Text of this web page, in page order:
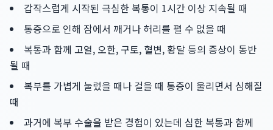
갑작스럽게 시작된 극심한 복통이 1시간 이상 지속될 때
통증으로 인해 잠에서 깨거나 허리를 펼 수 없을 때
복통과 함께 고열, 오한, 구토, 혈변, 황달 등의 증상이 동반
될 때
복부를 가볍게 눌렀을 때나 걸을 때 통증이 울리면서 심해질
때
과거에 복부 수술을 받은 경험이 있는데 심한 복통과 함께